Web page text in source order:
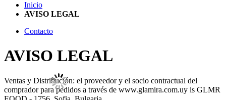
Inicio
AVISO LEGAL
Contacto
AVISO LEGAL
Ventas y Distribución: el proveedor y el socio contractual del
comprador para pedidos a través de www.glamira.com.uy is GLMR